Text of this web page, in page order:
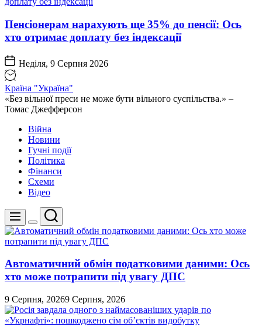
Пенсіонерам нарахують ще 35% до пенсії: Ось
хто отримає доплату без індексації
Неділя, 9 Серпня 2026
Країна "Україна"
«Без вільної преси не може бути вільного суспільства.» –
Томас Джефферсон
Війна
Новини
Гучні події
Політика
Фінанси
Схеми
Відео
Меню
Перемикач
кольорового
режиму
Пошук
Автоматичний обмін податковими даними: Ось
хто може потрапити під увагу ДПС
9 Серпня, 20269 Серпня, 2026